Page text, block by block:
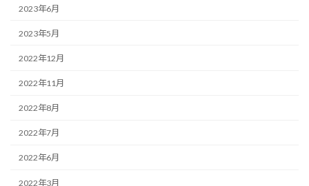
2023年6月
2023年5月
2022年12月
2022年11月
2022年8月
2022年7月
2022年6月
2022年3月